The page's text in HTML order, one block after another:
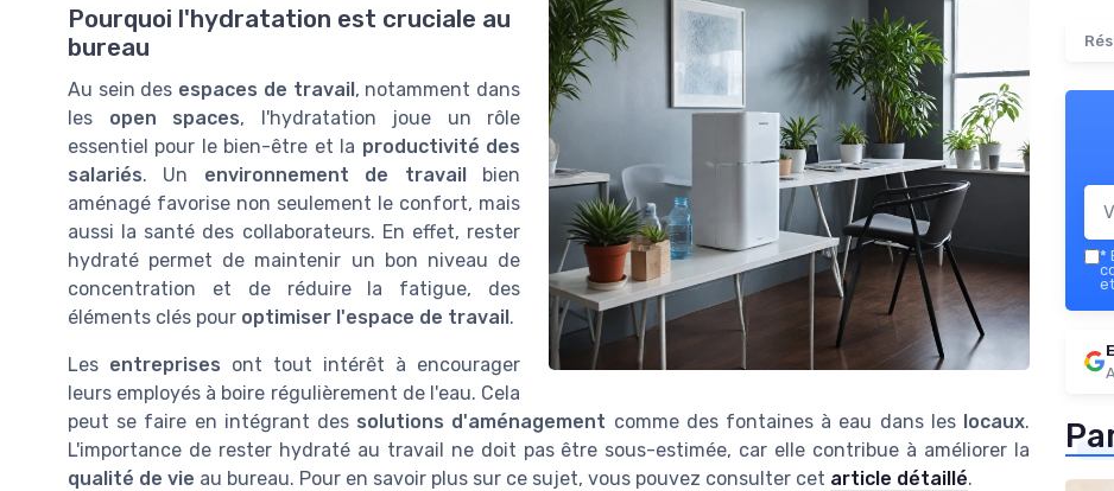
Pourquoi l'hydratation est cruciale au
bureau
Au sein des espaces de travail, notamment dans
les open spaces, l'hydratation joue un rôle
essentiel pour le bien-être et la productivité des
salariés. Un environnement de travailbien
aménagé favorise non seulement le confort, mais
aussi la santé des collaborateurs. En effet, rester
hydraté permet de maintenir un bon niveau de
concentration et de réduire la fatigue, des
éléments clés pour optimiser l'espace de travail.
Les entreprises ont tout intérêt à encourager
leurs employés à boire régulièrement de l'eau. Cela
peut se faire en intégrant des solutions d'aménagement comme des fontaines à eau dans les locaux.
L'importance de rester hydraté au travail ne doit pas être sous-estimée, car elle contribue à améliorer la
qualité de vie au bureau. Pour en savoir plus sur ce sujet, vous pouvez consulter cet article détaillé.
*